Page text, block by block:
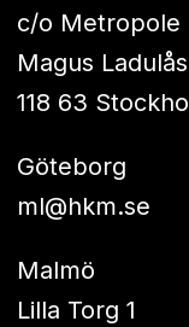
c/o Metropole
Magus
118 63
Göteborg
ml@hkm.se
Malmö
Lilla Torg 1